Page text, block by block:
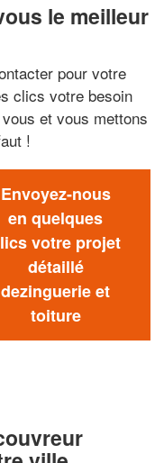
le meilleur
pour votre
clics votre besoin
et vous mettons
!
Envoyez-nous
en quelques
votre projet
détaillé
dezinguerie et
toiture